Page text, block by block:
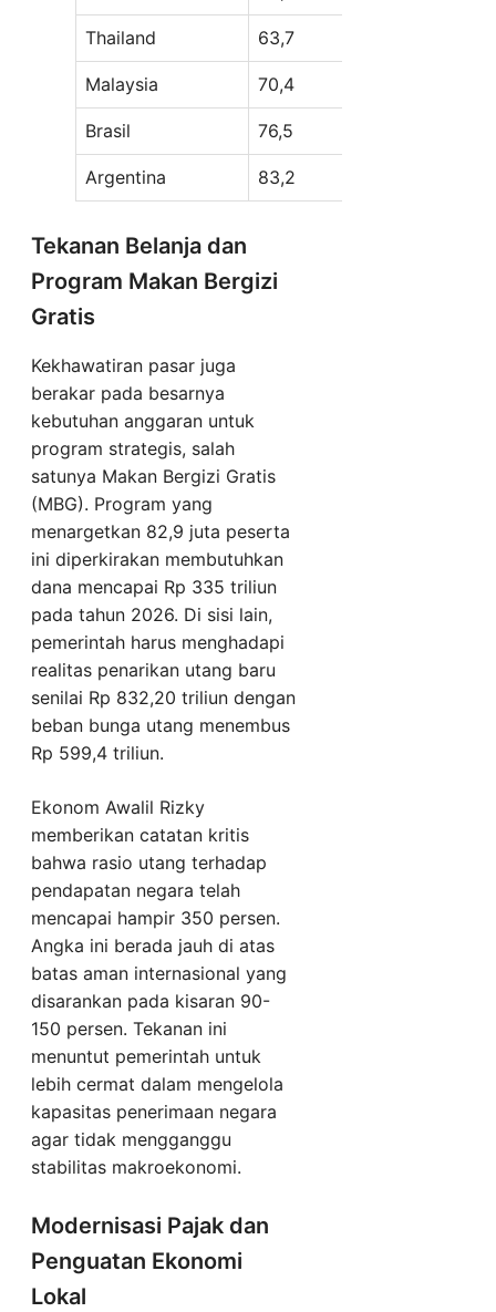
Thailand 63,7
Malaysia 70,4
Brasil 76,5
Argentina 83,2
Tekanan Belanja dan
Program Makan Bergizi
Gratis
Kekhawatiran pasar juga
berakar pada besarnya
kebutuhan anggaran untuk
program strategis, salah
satunya Makan Bergizi Gratis
(MBG). Program yang
menargetkan 82,9 juta peserta
ini diperkirakan membutuhkan
dana mencapai Rp 335 triliun
pada tahun 2026. Di sisi lain,
pemerintah harus menghadapi
realitas penarikan utang baru
senilai Rp 832,20 triliun dengan
beban bunga utang menembus
Rp 599,4 triliun.
Ekonom Awalil Rizky
memberikan catatan kritis
bahwa rasio utang terhadap
pendapatan negara telah
mencapai hampir 350 persen.
Angka ini berada jauh di atas
batas aman internasional yang
disarankan pada kisaran 90-
150 persen. Tekanan ini
menuntut pemerintah untuk
lebih cermat dalam mengelola
kapasitas penerimaan negara
agar tidak mengganggu
stabilitas makroekonomi.
Modernisasi Pajak dan
Penguatan Ekonomi
Lokal